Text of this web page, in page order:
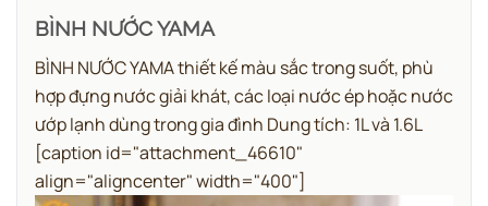
BÌNH NƯỚC YAMA
BÌNH NƯỚC YAMA thiết kế màu sắc trong suốt, phù
hợp đựng nước giải khát, các loại nước ép hoặc nước
ướp lạnh dùng trong gia đình Dung tích: 1L và 1.6L
[caption id="attachment_46610"
align="aligncenter" width="400"]